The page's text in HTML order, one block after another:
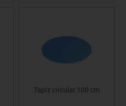
Tapiz circular 100 cm